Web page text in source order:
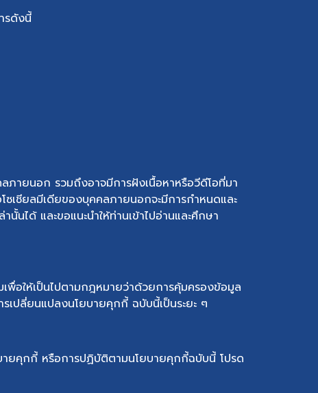
รดังนี้
ลภายนอก รวมถึงอาจมีการฝังเนื้อหาหรือวีดีโอที่มา
ซเชียลมีเดียของบุคคลภายนอกจะมีการกำหนดและ
นได้ และขอแนะนำให้ท่านเข้าไปอ่านและศึกษา
พื่อให้เป็นไปตามกฎหมายว่าด้วยการคุ้มครองข้อมูล
เปลี่ยนแปลงนโยบายคุกกี้ ฉบับนี้เป็นระยะ ๆ
ายคุกกี้ หรือการปฏิบัติตามนโยบายคุกกี้ฉบับนี้ โปรด